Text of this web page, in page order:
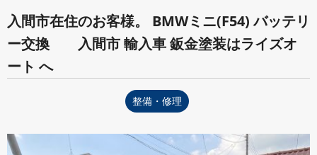
入間市在住のお客様。 BMWミニ(F54) バッテリ
ー交換 入間市 輸入車 鈑金塗装はライズオ
ート へ
整備・修理